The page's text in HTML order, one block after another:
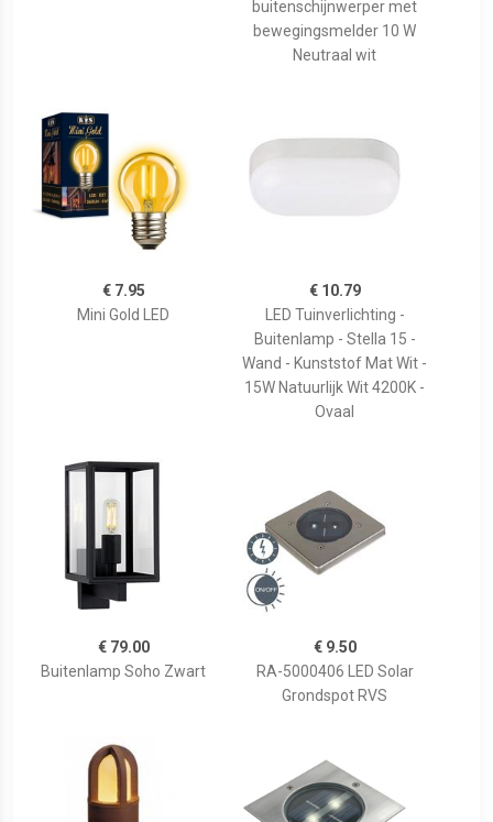
buitenschijnwerper met
bewegingsmelder 10 W
Neutraal wit
€ 7.95
Mini Gold LED
€ 10.79
LED Tuinverlichting -
Buitenlamp - Stella 15 -
Wand - Kunststof Mat Wit -
15W Natuurlijk Wit 4200K -
Ovaal
€ 79.00
Buitenlamp Soho Zwart
€ 9.50
RA-5000406 LED Solar
Grondspot RVS